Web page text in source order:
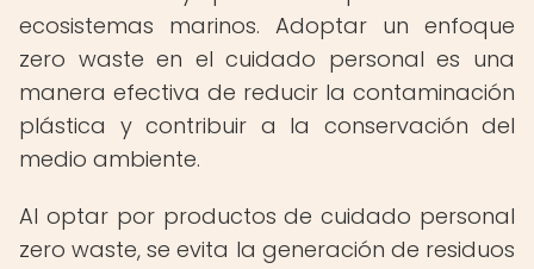
ecosistemas marinos. Adoptar un enfoque
zero waste en el cuidado personal es una
manera efectiva de reducir la contaminación
plástica y contribuir a la conservación del
medio ambiente.
Al optar por productos de cuidado personal
zero waste, se evita la generación de residuos